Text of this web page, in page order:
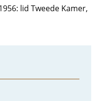
lid Tweede Kamer,